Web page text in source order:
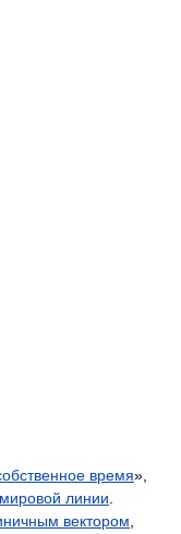
время»,
мировой линии
вектором